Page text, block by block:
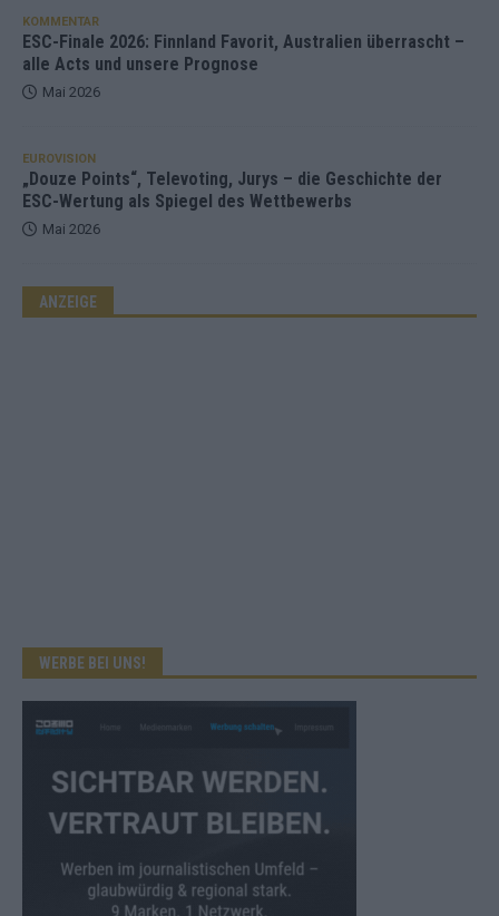
KOMMENTAR
ESC-Finale 2026: Finnland Favorit, Australien überrascht –
alle Acts und unsere Prognose
Mai 2026
EUROVISION
„Douze Points“, Televoting, Jurys – die Geschichte der
ESC-Wertung als Spiegel des Wettbewerbs
Mai 2026
ANZEIGE
WERBE BEI UNS!